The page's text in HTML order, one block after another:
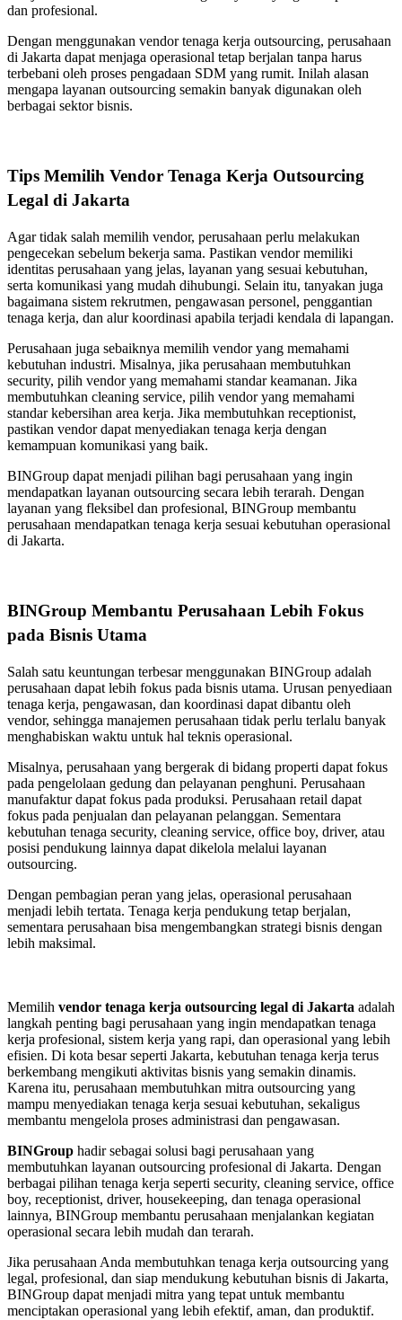
dan profesional.
Dengan menggunakan vendor tenaga kerja outsourcing, perusahaan
di Jakarta dapat menjaga operasional tetap berjalan tanpa harus
terbebani oleh proses pengadaan SDM yang rumit. Inilah alasan
mengapa layanan outsourcing semakin banyak digunakan oleh
berbagai sektor bisnis.
Tips Memilih Vendor Tenaga Kerja Outsourcing
Legal di Jakarta
Agar tidak salah memilih vendor, perusahaan perlu melakukan
pengecekan sebelum bekerja sama. Pastikan vendor memiliki
identitas perusahaan yang jelas, layanan yang sesuai kebutuhan,
serta komunikasi yang mudah dihubungi. Selain itu, tanyakan juga
bagaimana sistem rekrutmen, pengawasan personel, penggantian
tenaga kerja, dan alur koordinasi apabila terjadi kendala di lapangan.
Perusahaan juga sebaiknya memilih vendor yang memahami
kebutuhan industri. Misalnya, jika perusahaan membutuhkan
security, pilih vendor yang memahami standar keamanan. Jika
membutuhkan cleaning service, pilih vendor yang memahami
standar kebersihan area kerja. Jika membutuhkan receptionist,
pastikan vendor dapat menyediakan tenaga kerja dengan
kemampuan komunikasi yang baik.
BINGroup dapat menjadi pilihan bagi perusahaan yang ingin
mendapatkan layanan outsourcing secara lebih terarah. Dengan
layanan yang fleksibel dan profesional, BINGroup membantu
perusahaan mendapatkan tenaga kerja sesuai kebutuhan operasional
di Jakarta.
BINGroup Membantu Perusahaan Lebih Fokus
pada Bisnis Utama
Salah satu keuntungan terbesar menggunakan BINGroup adalah
perusahaan dapat lebih fokus pada bisnis utama. Urusan penyediaan
tenaga kerja, pengawasan, dan koordinasi dapat dibantu oleh
vendor, sehingga manajemen perusahaan tidak perlu terlalu banyak
menghabiskan waktu untuk hal teknis operasional.
Misalnya, perusahaan yang bergerak di bidang properti dapat fokus
pada pengelolaan gedung dan pelayanan penghuni. Perusahaan
manufaktur dapat fokus pada produksi. Perusahaan retail dapat
fokus pada penjualan dan pelayanan pelanggan. Sementara
kebutuhan tenaga security, cleaning service, office boy, driver, atau
posisi pendukung lainnya dapat dikelola melalui layanan
outsourcing.
Dengan pembagian peran yang jelas, operasional perusahaan
menjadi lebih tertata. Tenaga kerja pendukung tetap berjalan,
sementara perusahaan bisa mengembangkan strategi bisnis dengan
lebih maksimal.
Memilih vendor tenaga kerja outsourcing legal di Jakarta adalah
langkah penting bagi perusahaan yang ingin mendapatkan tenaga
kerja profesional, sistem kerja yang rapi, dan operasional yang lebih
efisien. Di kota besar seperti Jakarta, kebutuhan tenaga kerja terus
berkembang mengikuti aktivitas bisnis yang semakin dinamis.
Karena itu, perusahaan membutuhkan mitra outsourcing yang
mampu menyediakan tenaga kerja sesuai kebutuhan, sekaligus
membantu mengelola proses administrasi dan pengawasan.
BINGroup hadir sebagai solusi bagi perusahaan yang
membutuhkan layanan outsourcing profesional di Jakarta. Dengan
berbagai pilihan tenaga kerja seperti security, cleaning service, office
boy, receptionist, driver, housekeeping, dan tenaga operasional
lainnya, BINGroup membantu perusahaan menjalankan kegiatan
operasional secara lebih mudah dan terarah.
Jika perusahaan Anda membutuhkan tenaga kerja outsourcing yang
legal, profesional, dan siap mendukung kebutuhan bisnis di Jakarta,
BINGroup dapat menjadi mitra yang tepat untuk membantu
menciptakan operasional yang lebih efektif, aman, dan produktif.